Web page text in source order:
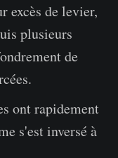
excès de levier,
plusieurs
de
ont rapidement
s'est inversé à